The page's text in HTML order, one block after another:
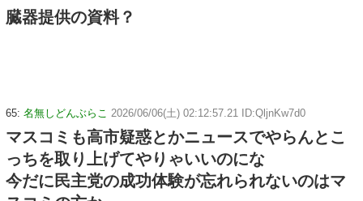
臓器提供の資料？
65: 名無しどんぶらこ 2026/06/06(土) 02:12:57.21 ID:QljnKw7d0
マスコミも高市疑惑とかニュースでやらんとこ
っちを取り上げてやりゃいいのにな
今だに民主党の成功体験が忘れられないのはマ